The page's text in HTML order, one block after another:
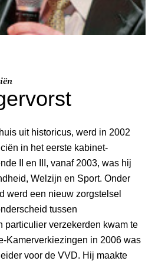
uit historicus, werd in 2002
in het eerste kabinet-
II en III, vanaf 2003, was hij
Welzijn en Sport. Onder
werd een nieuw zorgstelsel
tussen
particulier verzekerden kwam te
Kamerverkiezingen in 2006 was
voor de VVD. Hij maakte